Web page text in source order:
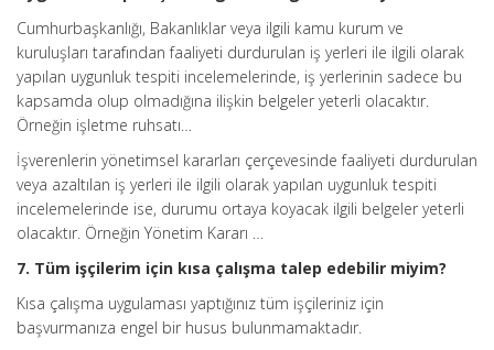
Cumhurbaşkanlığı, Bakanlıklar veya ilgili kamu kurum ve
kuruluşları tarafından faaliyeti durdurulan iş yerleri ile ilgili olarak
yapılan uygunluk tespiti incelemelerinde, iş yerlerinin sadece bu
kapsamda olup olmadığına ilişkin belgeler yeterli olacaktır.
Örneğin işletme ruhsatı…
İşverenlerin yönetimsel kararları çerçevesinde faaliyeti durdurulan
veya azaltılan iş yerleri ile ilgili olarak yapılan uygunluk tespiti
incelemelerinde ise, durumu ortaya koyacak ilgili belgeler yeterli
olacaktır. Örneğin Yönetim Kararı …
7. Tüm işçilerim için kısa çalışma talep edebilir miyim?
Kısa çalışma uygulaması yaptığınız tüm işçileriniz için
başvurmanıza engel bir husus bulunmamaktadır.